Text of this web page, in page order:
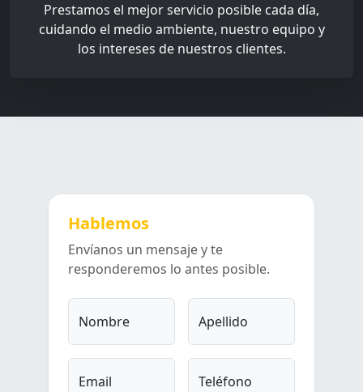
Prestamos el mejor servicio posible cada día,
cuidando el medio ambiente, nuestro equipo y
los intereses de nuestros clientes.
Hablemos
Envíanos un mensaje y te
responderemos lo antes posible.
Nombre Apellido
Email Teléfono